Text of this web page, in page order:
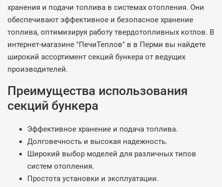
хранения и подачи топлива в системах отопления. Они
обеспечивают эффективное и безопасное хранение
топлива, оптимизируя работу твердотопливных котлов. В
интернет-магазине "ПечиТеплов" в в Перми вы найдете
широкий ассортимент секций бункера от ведущих
производителей.
Преимущества использования
секций бункера
Эффективное хранение и подача топлива.
Долговечность и высокая надежность.
Широкий выбор моделей для различных типов
систем отопления.
Простота установки и эксплуатации.